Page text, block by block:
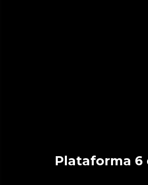
Plataforma 6